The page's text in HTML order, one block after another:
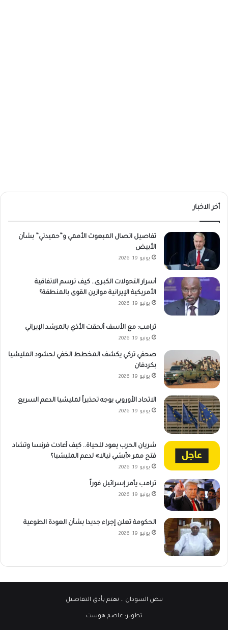
أخر الاخبار
تفاصيل اتصال المبعوث الأممي و”حميدتي” بشأن
الأبيض
يونيو 19, 2026
أسرار التحولات الكبرى.. كيف ترسم الاتفاقية
الأمريكية الإيرانية موازين القوى بالمنطقة؟
يونيو 19, 2026
ترامب: مع الأسف ألحقت الأذي بالمرشد الإيراني
يونيو 19, 2026
صحفي تركي يكشف المخطط الخفي لحشود المليشيا
بكردفان
يونيو 19, 2026
الاتحاد الأوروبي يوجه تحذيراً لمليشيا الدعم السريع
يونيو 19, 2026
شريان الحرب يعود للحياة.. كيف أعادت فرنسا وتشاد
فتح ممر «أبشي نيالا» لدعم المليشيا؟
يونيو 19, 2026
ترامب يأمر إسرائيل فوراً
يونيو 19, 2026
الحكومة تعلن إجراء جديدا بشأن العودة الطوعية
يونيو 19, 2026
نبض السودان .. نهتم بأدق التفاصيل
تطوير:عاصم هوست